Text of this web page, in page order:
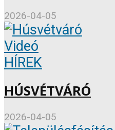
2026-04-05
Videó
HÍREK
HÚSVÉTVÁRÓ
2026-04-05